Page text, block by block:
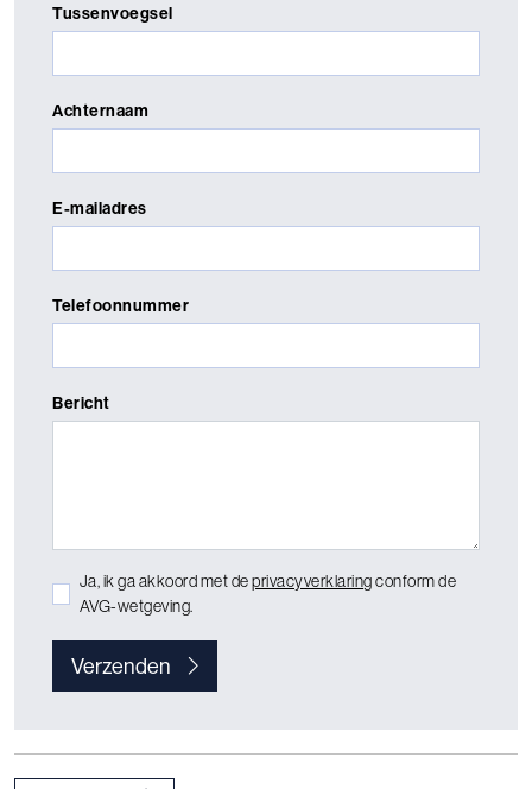
Tussenvoegsel
Achternaam
E-mailadres
Telefoonnummer
Bericht
Ja, ik ga akkoord met deprivacyverklaringconform de
AVG-wetgeving.
Verzenden